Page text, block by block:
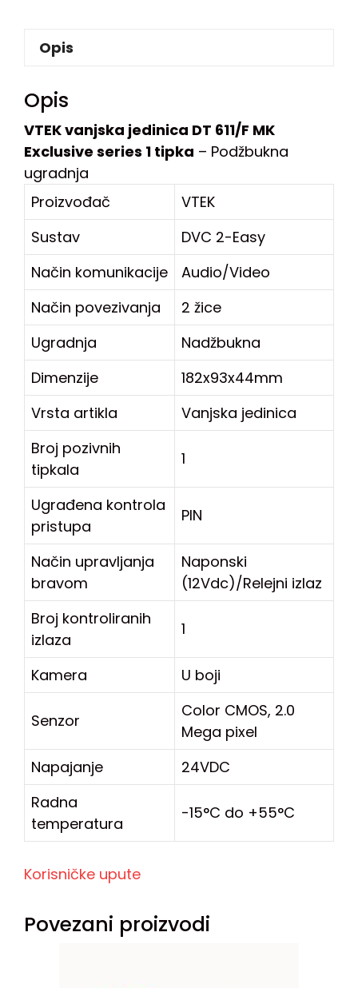
Opis
Opis
VTEK vanjska jedinica DT 611/F MK
Exclusive series 1 tipka – Podžbukna
ugradnja
Proizvođač
VTEK
Sustav
DVC 2-Easy
Način komunikacije
Audio/Video
Način povezivanja
2 žice
Ugradnja
Nadžbukna
Dimenzije
182x93x44mm
Vrsta artikla
Vanjska jedinica
Broj pozivnih
tipkala
1
Ugrađena kontrola
pristupa
PIN
Način upravljanja
bravom
Naponski
(12Vdc)/Relejni izlaz
Broj kontroliranih
izlaza
1
Kamera U boji
Senzor
Color CMOS, 2.0
Mega pixel
Napajanje
24VDC
Radna
temperatura
-15°C do +55°C
Korisničke upute
Povezani proizvodi